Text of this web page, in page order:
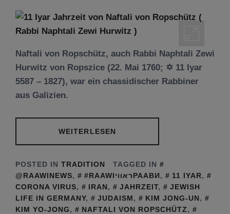
Naftali von Ropschütz, auch Rabbi Naphtali Zewi
Hurwitz von Ropszice (22. Mai 1760; ✡ 11 Iyar
5587 – 1827), war ein chassidischer Rabbiner
aus Galizien.
WEITERLESEN
POSTED IN TRADITION
TAGGED IN
@RAAWINEWS, #RAAWIראוויРААВИ, 11 IYAR,
CORONA VIRUS, IRAN, JAHRZEIT,
JEWISH
LIFE IN GERMANY, JUDAISM, KIM JONG-UN,
KIM YO-JONG, NAFTALI VON ROPSCHÜTZ,